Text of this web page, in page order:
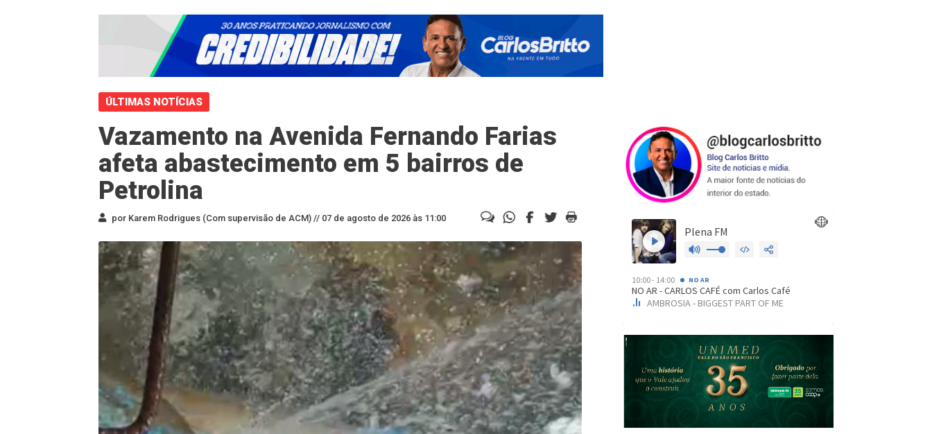
ÚLTIMAS NOTÍCIAS
Vazamento na Avenida Fernando Farias
afeta abastecimento em 5 bairros de
Petrolina
por Karem Rodrigues (Com supervisão de ACM) // 07 de agosto de 2026 às 11:00